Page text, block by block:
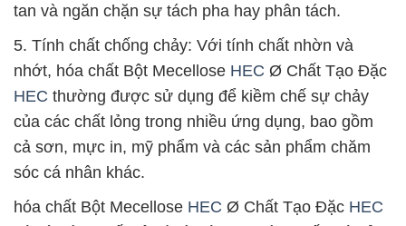
tan và ngăn chặn sự tách pha hay phân tách.
5. Tính chất chống chảy: Với tính chất nhờn và
nhớt, hóa chất Bột Mecellose HEC Ø Chất Tạo Đặc
HEC thường được sử dụng để kiềm chế sự chảy
của các chất lỏng trong nhiều ứng dụng, bao gồm
cả sơn, mực in, mỹ phẩm và các sản phẩm chăm
sóc cá nhân khác.
hóa chất Bột Mecellose HEC Ø Chất Tạo Đặc HEC